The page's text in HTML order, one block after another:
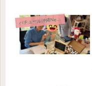
パ
チュール沖縄News